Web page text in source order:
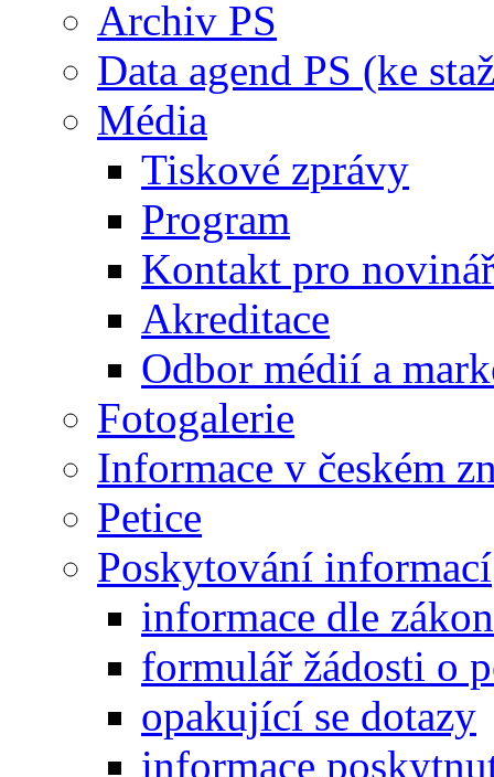
Archiv PS
Data agend PS (ke
Média
Tiskové zprávy
Program
Kontakt pro
Akreditace
Odbor médií a
Fotogalerie
Informace v českém
Petice
Poskytování informací
informace dle
formulář žádosti o
opakující se dotazy
informace